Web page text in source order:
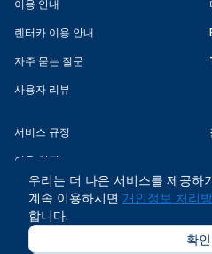
이용 안내
렌터카 이용 안내
자주 묻는 질문
사용자 리뷰
서비스 규정
이용 약관
개인정보 처리방침
우리는 더 나은 서비스를 제공하
계속 이용하시면 개인정보 처리
합니다.
확인